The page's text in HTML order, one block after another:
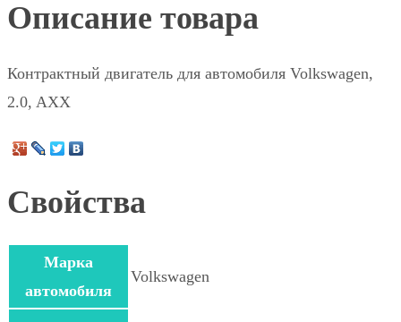
Описание товара
Контрактный двигатель для автомобиля Volkswagen,
2.0, AXX
Свойства
Марка
автомобиля
Volkswagen